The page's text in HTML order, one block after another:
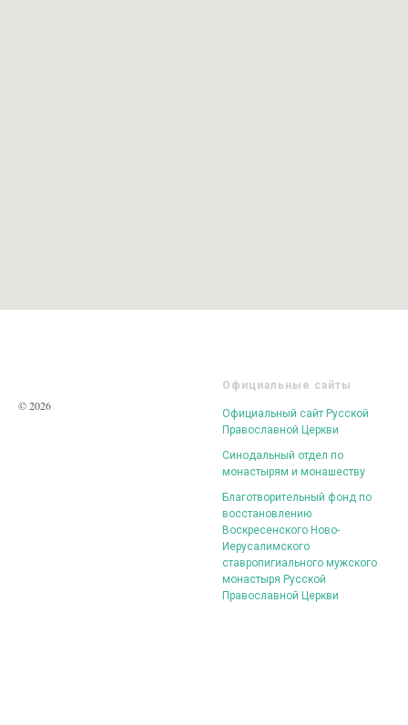
© 2026
Официальные сайты
Официальный сайт Русской
Православной Церкви
Синодальный отдел по
монастырям и монашеству
Благотворительный фонд по
восстановлению
Воскресенского Ново-
Иерусалимского
ставропигиального мужского
монастыря Русской
Православной Церкви